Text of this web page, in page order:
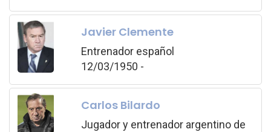
Javier Clemente
Entrenador español
12/03/1950 -
Carlos Bilardo
Jugador y entrenador argentino de